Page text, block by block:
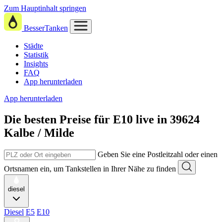
Zum Hauptinhalt springen
BesserTanken
Städte
Statistik
Insights
FAQ
App herunterladen
App herunterladen
Die besten Preise für E10 live in 39624
Kalbe / Milde
Geben Sie eine Postleitzahl oder einen
Ortsnamen ein, um Tankstellen in Ihrer Nähe zu finden
diesel
Diesel E5 E10